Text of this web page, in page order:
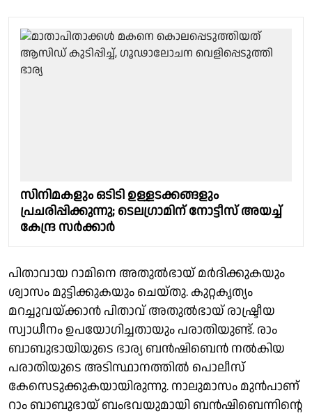
സിനിമകളും ഒടിടി ഉള്ളടക്കങ്ങളും
പ്രചരിപ്പിക്കുന്നു; ടെലഗ്രാമിന് നോട്ടീസ് അയച്ച്
കേന്ദ്ര സർക്കാർ
പിതാവായ റാമിനെ അതുൽഭായ് മർദിക്കുകയും
ശ്വാസം മുട്ടിക്കുകയും ചെയ്തു. കുറ്റകൃത്യം
മറച്ചുവയ്ക്കാൻ പിതാവ് അതുൽഭായ് രാഷ്ട്രീയ
സ്വാധീനം ഉപയോഗിച്ചതായും പരാതിയുണ്ട്. രാം
ബാബുഭായിയുടെ ഭാര്യ ബൻഷിബെൻ നൽകിയ
പരാതിയുടെ അടിസ്ഥാനത്തിൽ പൊലീസ്
കേസെടുക്കുകയായിരുന്നു. നാലുമാസം മുൻപാണ്
റാം ബാബുഭായ് ബംഭവയുമായി ബൻഷിബെന്നിന്റെ